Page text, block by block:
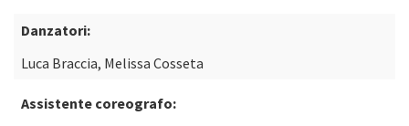
Danzatori:
Luca Braccia, Melissa Cosseta
Assistente coreografo: